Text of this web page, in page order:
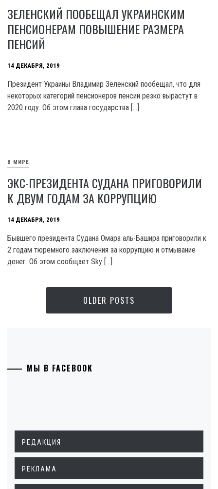
ЗЕЛЕНСКИЙ ПООБЕЩАЛ УКРАИНСКИМ
ПЕНСИОНЕРАМ ПОВЫШЕНИЕ РАЗМЕРА
ПЕНСИЙ
14 ДЕКАБРЯ, 2019
Президент Украины Владимир Зеленский пообещал, что для
некоторых категорий пенсионеров пенсии резко вырастут в
2020 году. Об этом глава государства […]
В МИРЕ
ЭКС-ПРЕЗИДЕНТА СУДАНА ПРИГОВОРИЛИ
К ДВУМ ГОДАМ ЗА КОРРУПЦИЮ
14 ДЕКАБРЯ, 2019
Бывшего президента Судана Омара аль-Башира приговорили к
2 годам тюремного заключения за коррупцию и отмывание
денег. Об этом сообщает Sky […]
OLDER POSTS
МЫ В FACEBOOK
РЕДАКЦИЯ
РЕКЛАМА